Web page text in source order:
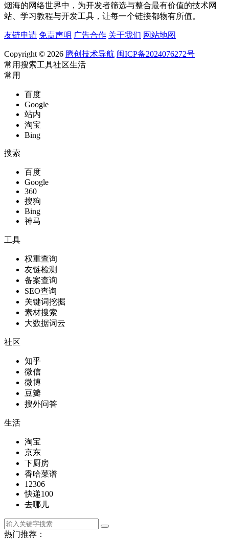
烟海的网络世界中，为开发者筛选与整合最有价值的技术网
站、学习教程与开发工具，让每一个链接都物有所值。
友链申请 免责声明 广告合作 关于我们 网站地图
Copyright © 2026 腾创技术导航 闽ICP备2024076272号
常用搜索工具社区生活
常用
百度
Google
站内
淘宝
Bing
搜索
百度
Google
360
搜狗
Bing
神马
工具
权重查询
友链检测
备案查询
SEO查询
关键词挖掘
素材搜索
大数据词云
社区
知乎
微信
微博
豆瓣
搜外问答
生活
淘宝
京东
下厨房
香哈菜谱
12306
快递100
去哪儿
热门推荐：